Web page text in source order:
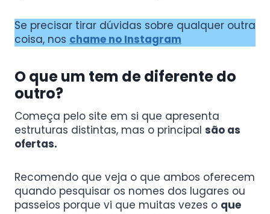
Se precisar tirar dúvidas sobre qualquer outra
coisa, nos chame no Instagram
O que um tem de diferente do
outro?
Começa pelo site em si que apresenta
estruturas distintas, mas o principal são as
ofertas.
Recomendo que veja o que ambos oferecem
quando pesquisar os nomes dos lugares ou
passeios porque vi que muitas vezes o que